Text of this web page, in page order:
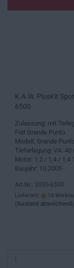
K.A.W. PlusKit
6500
Zulassung: mit
Fiat Grande Punto
Modell: Grande
Tieferlegung: VA: 40
Motor: 1,2 / 1,4 / 1,4
Baujahr: 10.2005 -
Art.Nr.: 2030-6500
Lieferzeit: 14
(Ausland abweichend)